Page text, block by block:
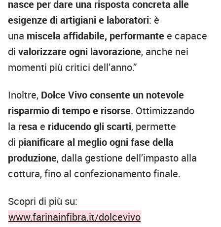
nasce per dare una risposta concreta alle
esigenze di artigiani e laboratori: è
una miscela affidabile, performante e capace
di valorizzare ogni lavorazione, anche nei
momenti più critici dell’anno.”
Inoltre, Dolce Vivo consente un notevole
risparmio di tempo e risorse. Ottimizzando
la resa e riducendo gli scarti, permette
di pianificare al meglio ogni fase della
produzione, dalla gestione dell’impasto alla
cottura, fino al confezionamento finale.
Scopri di più su:
www.farinainfibra.it/dolcevivo